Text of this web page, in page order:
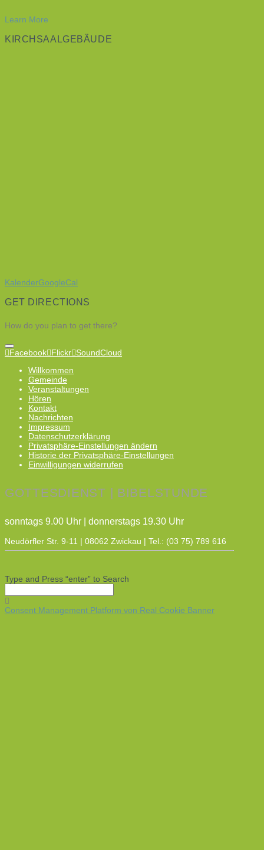
Learn More
KIRCHSAALGEBÄUDE
KalenderGoogleCal
GET DIRECTIONS
How do you plan to get there?
Facebook Flickr SoundCloud
Willkommen
Gemeinde
Veranstaltungen
Hören
Kontakt
Nachrichten
Impressum
Datenschutzerklärung
Privatsphäre-Einstellungen ändern
Historie der Privatsphäre-Einstellungen
Einwilligungen widerrufen
GOTTESDIENST | BIBELSTUNDE
sonntags 9.00 Uhr | donnerstags 19.30 Uhr
Neudörfler Str. 9-11 | 08062 Zwickau | Tel.: (03 75) 789 616
Type and Press “enter” to Search
Consent Management Platform von Real Cookie Banner